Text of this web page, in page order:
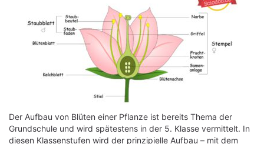
Der Aufbau von Blüten einer Pflanze ist bereits Thema der
Grundschule und wird spätestens in der 5. Klasse vermittelt. In
diesen Klassenstufen wird der prinzipielle Aufbau – mit dem